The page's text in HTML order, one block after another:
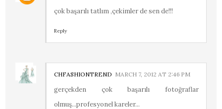
çok başarılı tatlım ,çekimler de sen de!!!
Reply
CHFASHIONTREND MARCH 7, 2012 AT 2:46 PM
gerçekden çok başarılı fotoğraflar
olmuş...profesyonel kareler...